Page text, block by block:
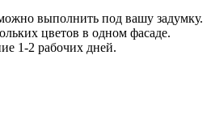
выполнить под вашу задумку.
цветов в одном фасаде.
1-2 рабочих дней.